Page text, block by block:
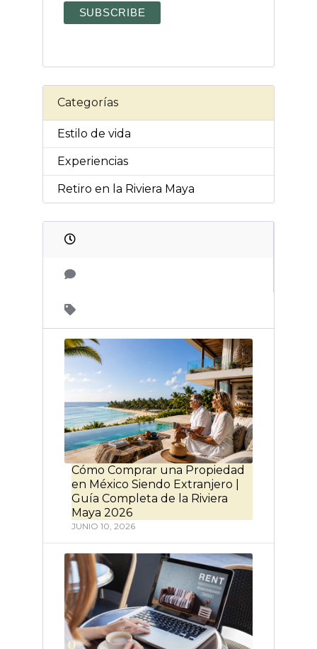
Categorías
Estilo de vida
Experiencias
Retiro en la Riviera Maya
Cómo Comprar una Propiedad
en México Siendo Extranjero |
Guía Completa de la Riviera
Maya 2026
JUNIO 10, 2026